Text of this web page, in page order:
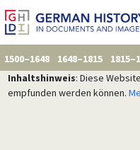
1500–1648 1648–1815
Inhaltshinweis: Diese
empfunden werden können.